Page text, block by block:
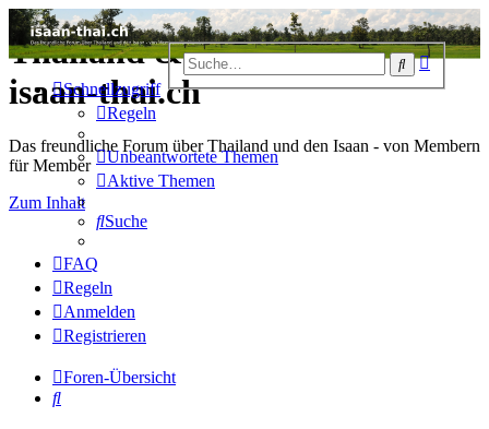
Suche
Thailand & Isaan Forum -
isaan-thai.ch
Das freundliche Forum über Thailand und den Isaan - von Membern
für Member
Zum Inhalt
Schnellzugriff
Regeln
Unbeantwortete Themen
Aktive Themen
Suche
FAQ
Regeln
Anmelden
Registrieren
Foren-Übersicht
Suche